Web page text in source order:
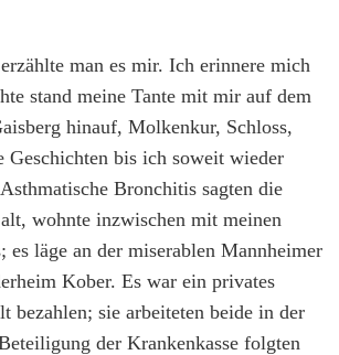
man es mir. Ich erinnere mich
stand meine Tante mit mir auf dem
hinauf, Molkenkur, Schloss,
bis ich soweit wieder
Bronchitis sagten die
wohnte inzwischen mit meinen
läge an der miserablen Mannheimer
Kober. Es war ein privates
bezahlen; sie arbeiteten beide in der
der Krankenkasse folgten